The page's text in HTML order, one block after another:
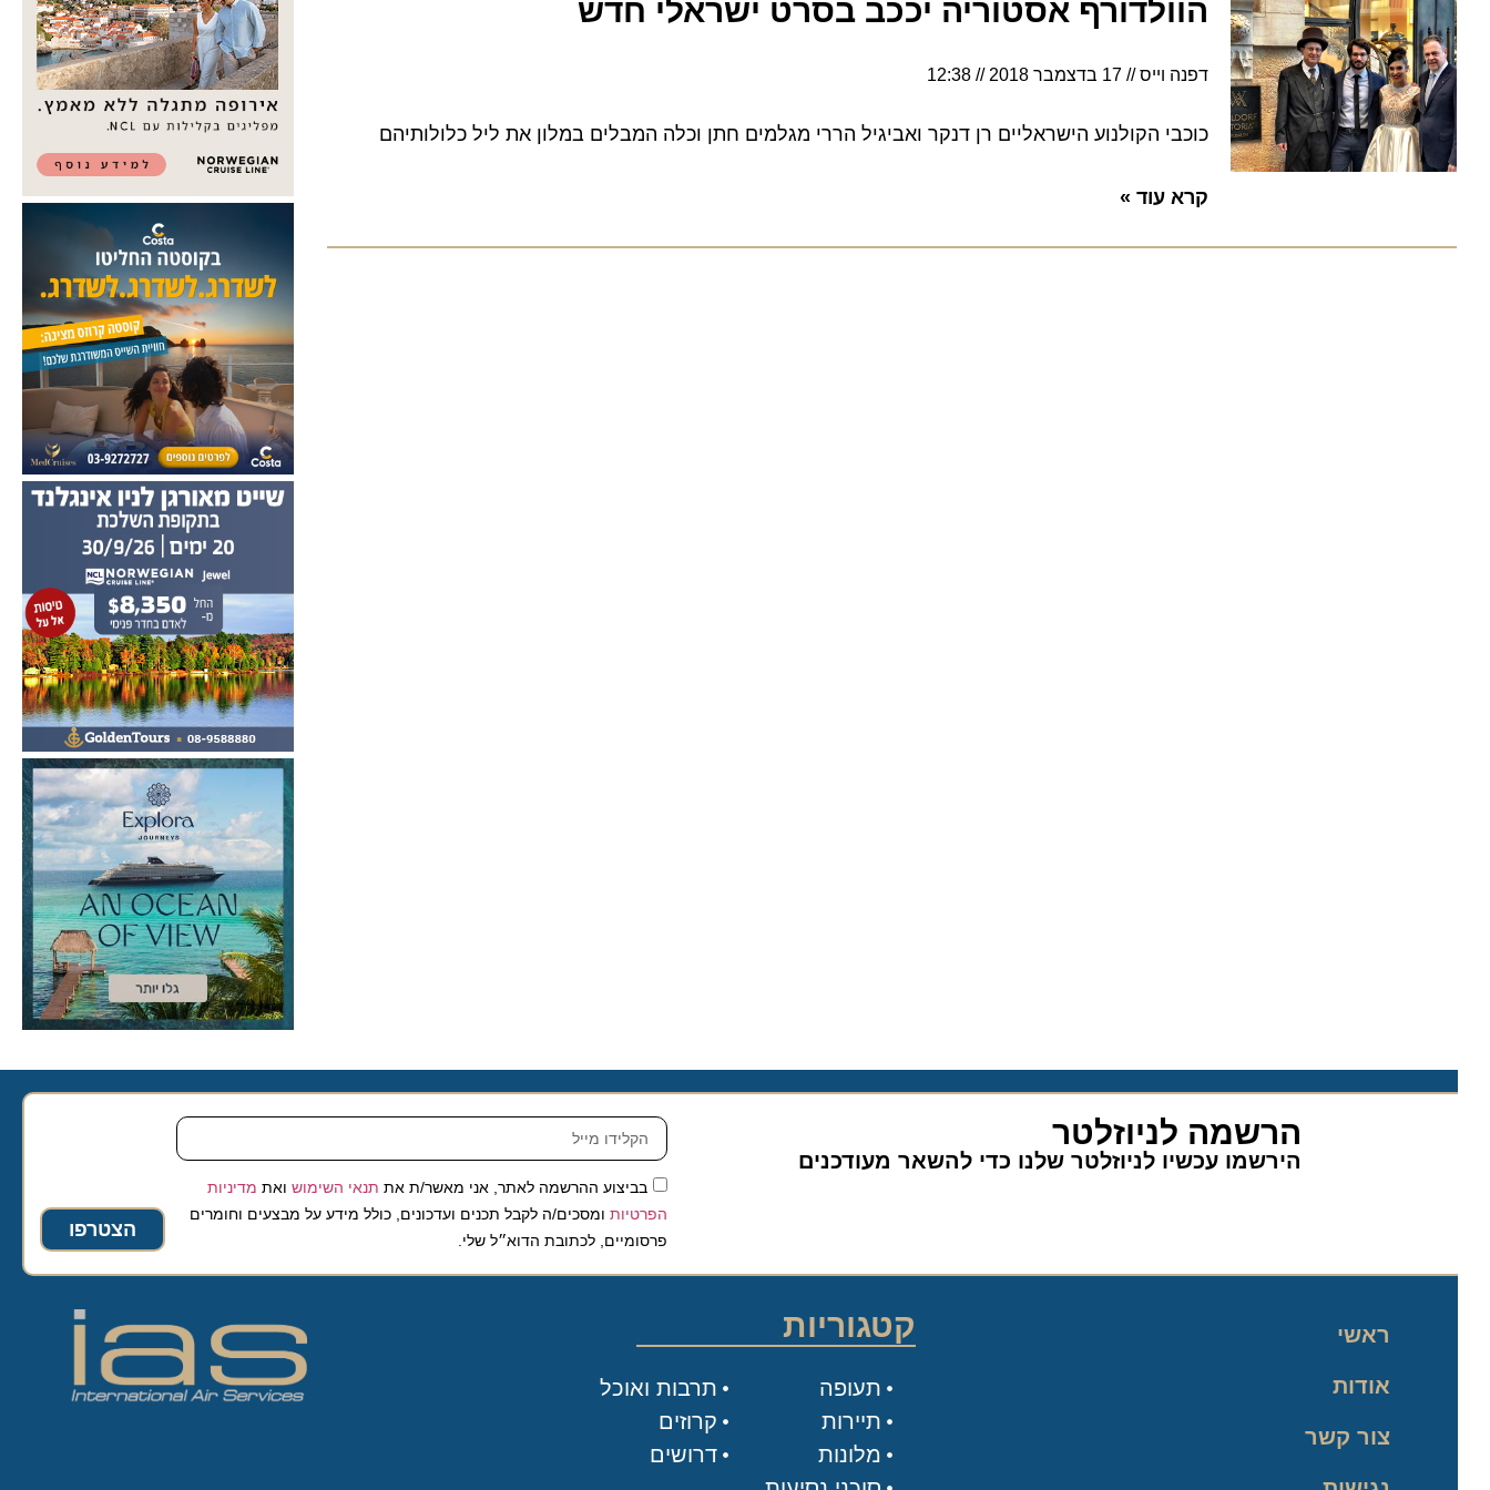
הוולדורף אסטוריה יככב בסרט ישראלי חדש
דפנה וייס 17 בדצמבר 2018 12:38
כוכבי הקולנוע הישראליים רן דנקר ואביגיל הררי מגלמים חתן וכלה המבלים במלון את ליל כלולותיהם
קרא עוד »
הרשמה לניוזלטר
הירשמו עכשיו לניוזלטר שלנו כדי להשאר מעודכנים
בביצוע ההרשמה לאתר, אני מאשר/ת אתתנאי השימושואת מדיניות
הפרטיותומסכים/ה לקבל תכנים ועדכונים, כולל מידע על מבצעים וחומרים
פרסומיים, לכתובת הדוא״ל שלי.
הצטרפו
ראשי
אודות
צור קשר
קטגוריות
תעופה
תיירות
מלונות
תרבות ואוכל
קרוזים
דרושים